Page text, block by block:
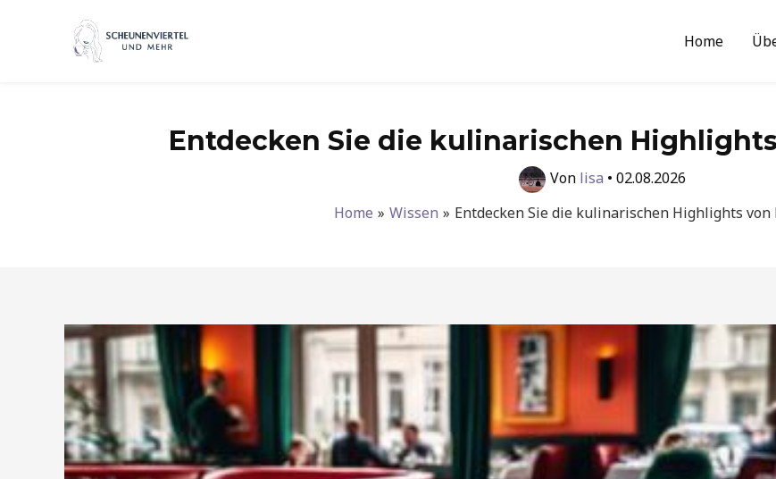
Home
Entdecken Sie die kulinarischen
Von lisa • 02.08.2026
Home
Wissen Entdecken Sie die kulinarischen Highlights von